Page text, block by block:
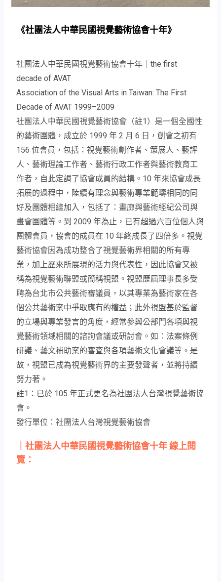
《社團法人中華民國視覺藝術協會十年》
社團法人中華民國視覺藝術協會十年｜the first
decade of AVAT
Association of the Visual Arts in Taiwan: The First
Decade of AVAT 1999–2009
社團法人中華民國視覺藝術協會（註1）是一個全國性
的藝術團體，成立於 1999 年 2 月 6 日，創會之初有
156 位會員，包括：視覺藝術創作者、策展人、藝評
人、藝術理論工作者、藝術行政工作者與藝術教育工
作者，自此定調了協會成員的結構。10 年來協會成長
拓展的過程中，陸續有理念與藝術專業範疇相同的同
好及團體相繼加入，包括了：畫廊與藝術經紀公司與
畫會團體等。到 2009 年為止，已有超過六百位個人與
團體會員，協會的成員在 10 年終成長了四倍多。視覺
藝術協會因為成功整合了視覺藝術界相關的所有專
業，加上歷來所展現的活力與代表性，因此協會又被
稱為視覺藝術聯盟或簡稱視盟。視盟歷屆理事長多受
聘為台北市公共藝術審議員，以其專業為藝術家在各
個公共藝術案中爭取應有的權益；此外視盟基於監督
的立場與專業發言的角度，經常參與公部門各項與視
覺藝術領域相關的諮詢會議或研討會。如：法案條例
故，視盟已成為視覺藝術界的主要發聲者，並將持續
努力著。